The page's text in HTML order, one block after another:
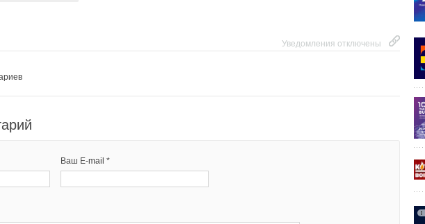
Уведомления отключены
Ваш E-mail *
солнечные батареи появятся на рынке. Впрочем, такова обычная судьба
Вполне возможно, альтернативный источник энергии вскоре будет на крышах
Напомним, что ранее китайцы представили солнечные батареи будущего. В
будущем такие батареи планируют задействовать в промышленных